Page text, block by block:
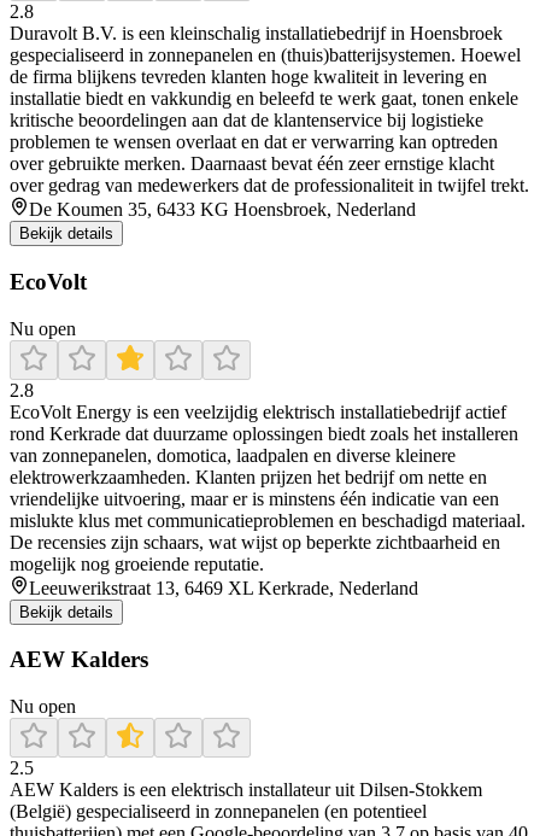
2.8
Duravolt B.V. is een kleinschalig installatiebedrijf in Hoensbroek
gespecialiseerd in zonnepanelen en (thuis)batterijsystemen. Hoewel
de firma blijkens tevreden klanten hoge kwaliteit in levering en
installatie biedt en vakkundig en beleefd te werk gaat, tonen enkele
kritische beoordelingen aan dat de klantenservice bij logistieke
problemen te wensen overlaat en dat er verwarring kan optreden
over gebruikte merken. Daarnaast bevat één zeer ernstige klacht
over gedrag van medewerkers dat de professionaliteit in twijfel trekt.
De Koumen 35, 6433 KG Hoensbroek, Nederland
Bekijk details
EcoVolt
Nu open
2.8
EcoVolt Energy is een veelzijdig elektrisch installatiebedrijf actief
rond Kerkrade dat duurzame oplossingen biedt zoals het installeren
van zonnepanelen, domotica, laadpalen en diverse kleinere
elektrowerkzaamheden. Klanten prijzen het bedrijf om nette en
vriendelijke uitvoering, maar er is minstens één indicatie van een
mislukte klus met communicatieproblemen en beschadigd materiaal.
De recensies zijn schaars, wat wijst op beperkte zichtbaarheid en
mogelijk nog groeiende reputatie.
Leeuwerikstraat 13, 6469 XL Kerkrade, Nederland
Bekijk details
AEW Kalders
Nu open
2.5
AEW Kalders is een elektrisch installateur uit Dilsen‑Stokkem
(België) gespecialiseerd in zonnepanelen (en potentieel